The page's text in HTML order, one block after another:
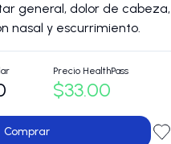
general, dolor de cabeza,
nasal y escurrimiento.
Precio HealthPass
$33.00
Comprar